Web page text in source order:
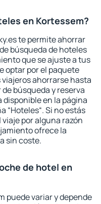
en Kortessem?
te permite ahorrar
búsqueda de hoteles
que se ajuste a tus
optar por el paquete
viajeros ahorrarse hasta
búsqueda y reserva
en la página
“Hoteles“. Si no estás
viaje por alguna razón
ofrece la
sin coste.
de hotel en
puede variar y depende